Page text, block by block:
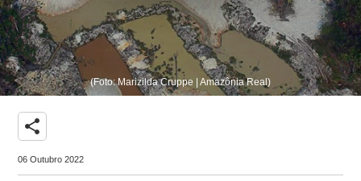
(Foto: Marizilda Cruppe | Amazônia Real)
share
06 Outubro 2022